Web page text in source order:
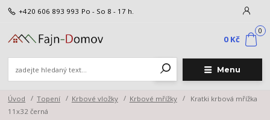
Menu
+420 606 893 993 Po - So 8 - 17 h.
0
0 Kč
Úvod Topení Krbové vložky Krbové mřížky
Kratki krbová mřížka
11x32 černá